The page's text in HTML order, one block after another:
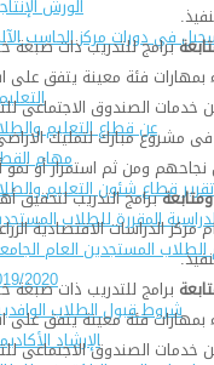
الورش
في دورات مركز الحاسب
عن قطاع التعليم
مهام
تقرير قطاع شئون التعليم
المقررة للطلاب
الطلاب المستجدين العام
2020
شروط قبول الطلاب
الإرشاد
برامج للتدريب ذات صبغة
بمهارات فئة معينة يتفق
خدمات الصندوق الاجتماعى
مشروع مبارك لتمليك
ومن ثم استمرار أو نمو
برامج التدريب لتحقيق
الدراسات الاقتصادية
برامج للتدريب ذات صبغة
بمهارات فئة معينة يتفق
خدمات الصندوق الاجتماعى